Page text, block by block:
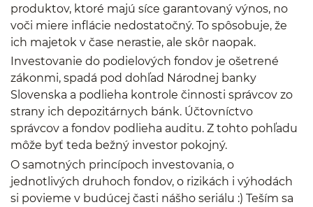
produktov, ktoré majú síce garantovaný výnos, no
voči miere inflácie nedostatočný. To spôsobuje, že
ich majetok v čase nerastie, ale skôr naopak.
Investovanie do podielových fondov je ošetrené
zákonmi, spadá pod dohľad Národnej banky
Slovenska a podlieha kontrole činnosti správcov zo
strany ich depozitárnych bánk. Účtovníctvo
správcov a fondov podlieha auditu. Z tohto pohľadu
môže byť teda bežný investor pokojný.
O samotných princípoch investovania, o
jednotlivých druhoch fondov, o rizikách i výhodách
si povieme v budúcej časti nášho seriálu :) Teším sa